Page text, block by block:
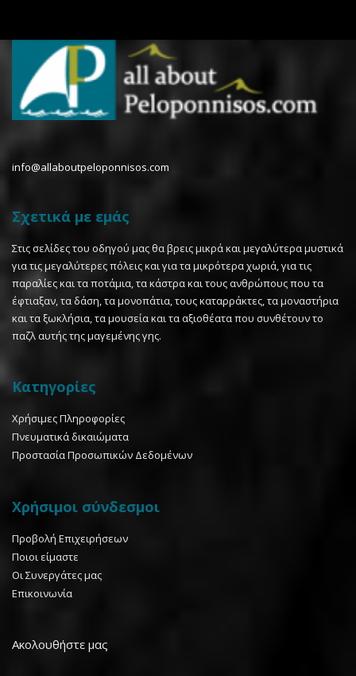
info@allaboutpeloponnisos.com
Σχετικά με εμάς
Στις σελίδες του οδηγού μας θα βρεις μικρά και μεγαλύτερα μυστικά
για τις μεγαλύτερες πόλεις και για τα μικρότερα χωριά, για τις
παραλίες και τα ποτάμια, τα κάστρα και τους ανθρώπους που τα
έφτιαξαν, τα δάση, τα μονοπάτια, τους καταρράκτες, τα μοναστήρια
και τα ξωκλήσια, τα μουσεία και τα αξιοθέατα που συνθέτουν το
παζλ αυτής της μαγεμένης γης.
Κατηγορίες
Χρήσιμες Πληροφορίες
Πνευματικά δικαιώματα
Προστασία Προσωπικών Δεδομένων
Χρήσιμοι σύνδεσμοι
Προβολή Επιχειρήσεων
Ποιοι είμαστε
Οι Συνεργάτες μας
Επικοινωνία
Ακολουθήστε μας